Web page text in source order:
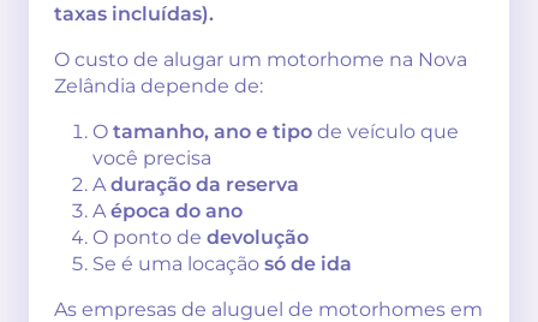
taxas incluídas).
O custo de alugar um motorhome na Nova
Zelândia depende de:
O tamanho, ano e tipo de veículo que
você precisa
A duração da reserva
A época do ano
O ponto de devolução
Se é uma locação só de ida
As empresas de aluguel de motorhomes em